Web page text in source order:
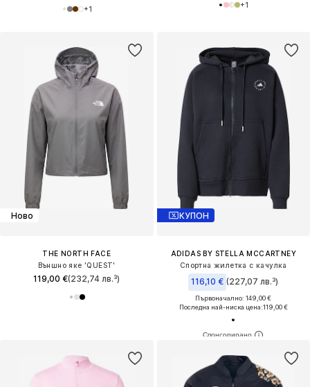
+1 +1
Ново
THE NORTH FACE
Външно яке 'QUEST'
119,00 €(232,74 лв.³)
КУПОН
ADIDAS BY STELLA MCCARTNEY
Спортна жилетка с качулка
116,10 € (227,07 лв.³)
Първоначално: 149,00 €
Последна най-ниска цена:119,00 €